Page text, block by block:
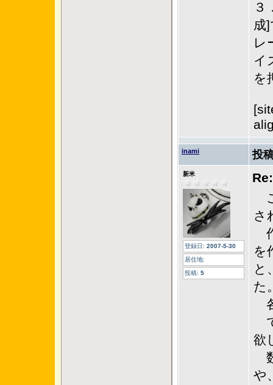
３
成
レ
イ
を
inami 投
新米
登録日: 2007-5-30
居住地:
投稿: 5
さ
を
と
た
欲
や